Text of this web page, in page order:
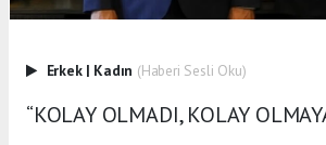
Erkek | Kadın (Haberi Sesli Oku)
“KOLAY OLMADI, KOLAY